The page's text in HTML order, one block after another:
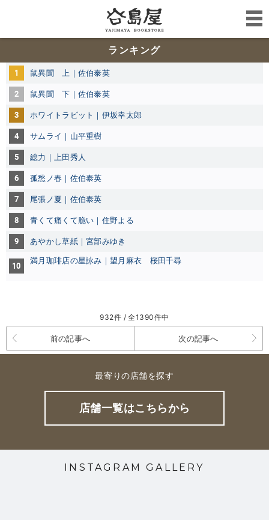
ランキング
1 鼠異聞 上｜佐伯泰英
2 鼠異聞 下｜佐伯泰英
3 ホワイトラビット｜伊坂幸太郎
4 サムライ｜山平重樹
5 総力｜上田秀人
6 孤愁ノ春｜佐伯泰英
7 尾張ノ夏｜佐伯泰英
8 青くて痛くて脆い｜住野よる
9 あやかし草紙｜宮部みゆき
10 満月珈琲店の星詠み｜望月麻衣 桜田千尋
932件 / 全1390件中
前の記事へ 次の記事へ
最寄りの店舗を探す
店舗一覧はこちらから
INSTAGRAM GALLERY